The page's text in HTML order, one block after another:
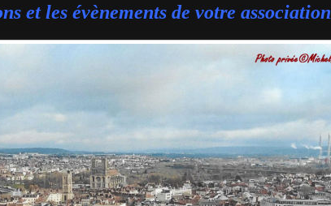
et les évènements de votre association